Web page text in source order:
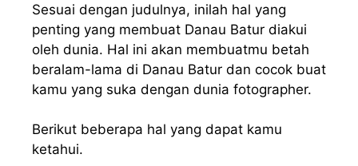
Sesuai dengan judulnya, inilah hal yang
penting yang membuat Danau Batur diakui
oleh dunia. Hal ini akan membuatmu betah
beralam-lama di Danau Batur dan cocok buat
kamu yang suka dengan dunia fotographer.
Berikut beberapa hal yang dapat kamu
ketahui.